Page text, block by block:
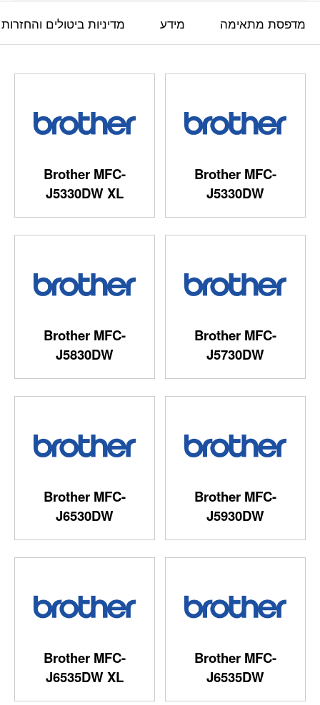
מדפסת מתאימה מידע מדיניות ביטולים והחזרות
Brother MFC-
J5330DW
Brother MFC-
J5330DW XL
Brother MFC-
J5730DW
Brother MFC-
J5830DW
Brother MFC-
J5930DW
Brother MFC-
J6530DW
Brother MFC-
J6535DW
Brother MFC-
J6535DW XL